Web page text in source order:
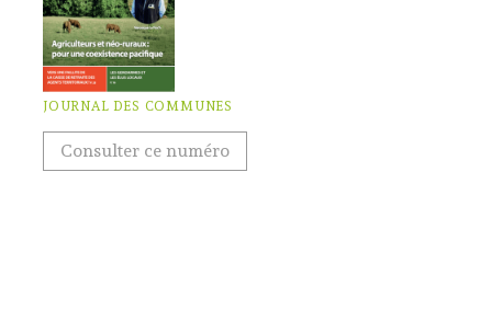
JOURNAL DES COMMUNES
Consulter ce numéro